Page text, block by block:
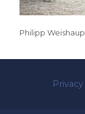
Philipp